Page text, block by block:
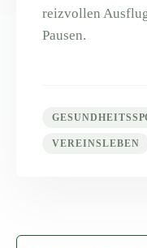
reizvollen
Pausen.
VEREINSLEBEN